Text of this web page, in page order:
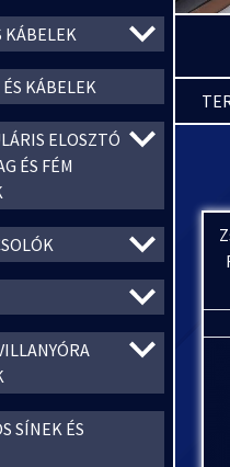
KÁBELEK
KÁBELEK
ELOSZTÓ
ÉS FÉM
SÍNEK ÉS